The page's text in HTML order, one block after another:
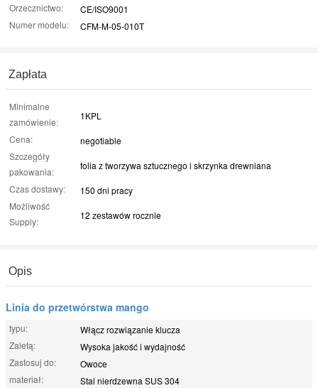
Orzecznictwo:
CE/ISO9001
Numer modelu:
CFM-M-05-010T
Zapłata
Minimalne
zamówienie:
1KPL
Cena:
negotiable
Szczegóły
pakowania:
folia z tworzywa sztucznego i skrzynka drewniana
Czas dostawy:
150 dni pracy
Możliwość
Supply:
12 zestawów rocznie
Opis
Linia do przetwórstwa mango
typu:
Włącz rozwiązanie klucza
Zaletą:
Wysoka jakość i wydajność
Zastosuj do:
Owoce
materiał:
Stal nierdzewna SUS 304